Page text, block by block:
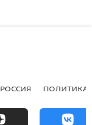
РОССИЯ ПОЛИТИКА